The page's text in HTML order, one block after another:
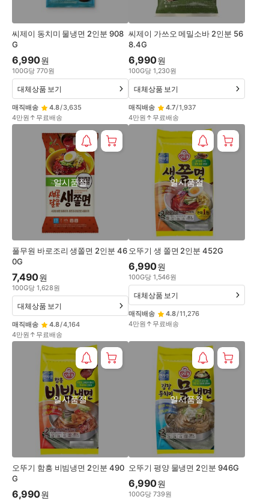
씨제이 동치미 물냉면 2인분 908
G
6,990원
100G당 770원
매직배송 4.8/3,635
4만원↑무료배송
대체상품 보기
씨제이 가쓰오 메밀소바 2인분 56
8.4G
6,990원
100G당 1,230원
매직배송 4.7/1,937
4만원↑무료배송
대체상품 보기
풀무원 바로조리 생쫄면 2인분 46
0G
일시품절
7,490원
100G당 1,628원
매직배송 4.8/4,164
4만원↑무료배송
대체상품 보기
오뚜기 생 쫄면 2인분 452G
일시품절
6,990원
100G당 1,546원
매직배송 4.8/11,276
4만원↑무료배송
대체상품 보기
오뚜기 함흥 비빔냉면 2인분 490
G
일시품절
6,990원
오뚜기 평양 물냉면 2인분 946G
일시품절
6,990원
100G당 739원